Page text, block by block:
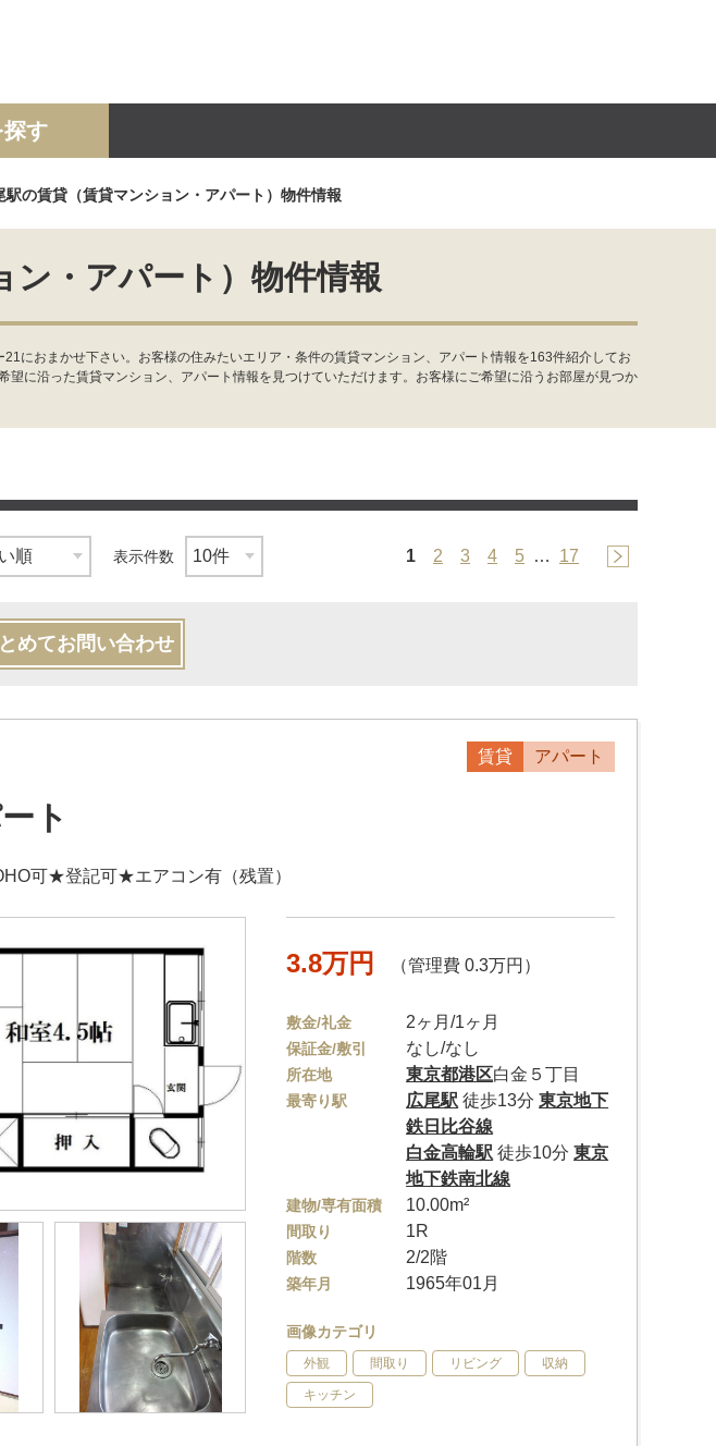
地 事業投資用
探す
駅の賃貸（賃貸マンション・アパート）物件情報
ン・アパート）物件情報
におまかせ下さい。お客様の住みたいエリア・条件の賃貸マンション、アパート情報を163件紹介してお
に沿った賃貸マンション、アパート情報を見つけていただけます。お客様にご希望に沿うお部屋が見つか
表示件数 1 2 3 4 5 … 17
めてお問い合わせ
賃貸 アパート
ト
可★登記可★エアコン有（残置）
3.8万円 （管理費 0.3万円）
敷金/礼金 2ヶ月/1ヶ月
保証金/敷引 なし/なし
所在地 東京都港区白金５丁目
最寄り駅 広尾駅 徒歩13分東京地下
鉄日比谷線
白金高輪駅 徒歩10分東京
地下鉄南北線
建物/専有面積 10.00m²
間取り 1R
階数 2/2階
築年月 1965年01月
画像カテゴリ
外観 間取り リビング 収納
キッチン